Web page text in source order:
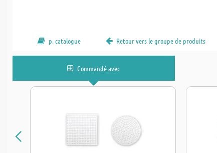
p. catalogue Retour vers le groupe de produits
Commandé avec